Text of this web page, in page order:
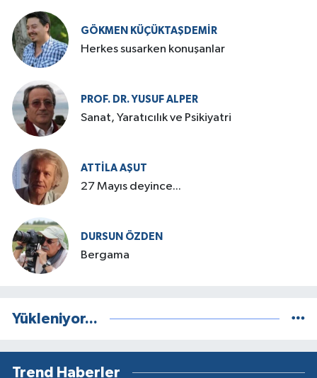
GÖKMEN KÜÇÜKTAŞDEMIR
Herkes susarken konuşanlar
PROF. DR. YUSUF ALPER
Sanat, Yaratıcılık ve Psikiyatri
ATTILA AŞUT
27 Mayıs deyince...
DURSUN ÖZDEN
Bergama
Yükleniyor...
Trend Haberler